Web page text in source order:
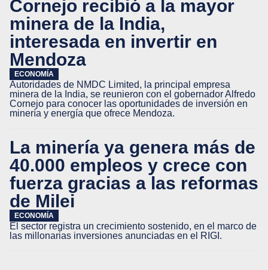
Cornejo recibió a la mayor
minera de la India,
interesada en invertir en
Mendoza
ECONOMÍA
Autoridades de NMDC Limited, la principal empresa
minera de la India, se reunieron con el gobernador Alfredo
Cornejo para conocer las oportunidades de inversión en
minería y energía que ofrece Mendoza.
La minería ya genera más de
40.000 empleos y crece con
fuerza gracias a las reformas
de Milei
ECONOMÍA
El sector registra un crecimiento sostenido, en el marco de
las millonarias inversiones anunciadas en el RIGI.